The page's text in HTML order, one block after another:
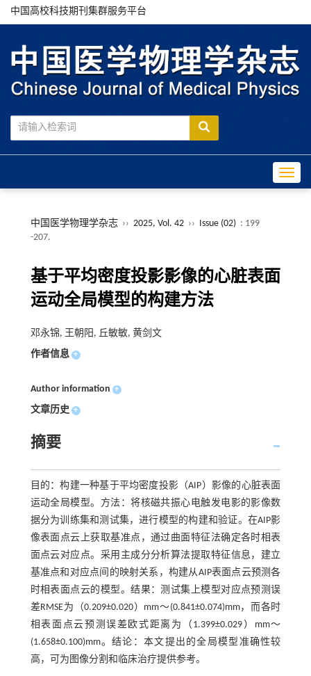
中国高校科技期刊集群服务平台
中国医学物理学杂志 ›› 2025, Vol. 42 ›› Issue (02) : 199
-207.
基于平均密度投影影像的心脏表面
运动全局模型的构建方法
邓永锦, 王朝阳, 丘敏敏, 黄剑文
作者信息 +
Author information +
文章历史 +
摘要
目的：构建一种基于平均密度投影（AIP）影像的心脏表面
运动全局模型。方法：将核磁共振心电触发电影的影像数
据分为训练集和测试集，进行模型的构建和验证。在AIP影
像表面点云上获取基准点，通过曲面特征法确定各时相表
面点云对应点。采用主成分分析算法提取特征信息，建立
基准点和对应点间的映射关系，构建从AIP表面点云预测各
时相表面点云的模型。结果：测试集上模型对应点预测误
差RMSE为（0.209±0.020）mm～(0.841±0.074)mm，而各时
相表面点云预测误差欧式距离为（1.399±0.029）mm～
(1.658±0.100)mm。结论：本文提出的全局模型准确性较
高，可为图像分割和临床治疗提供参考。